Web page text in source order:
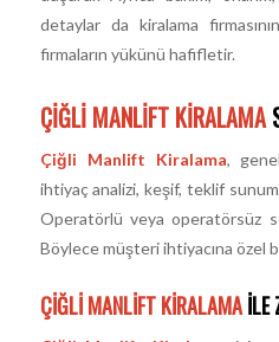
detaylar da kiralama
firmaların yükünü hafifletir.
ÇIĞLI MANLIFT KIRALAMA
Çiğli Manlift Kiralama,
ihtiyaç analizi, keşif, teklif
Operatörlü veya operatörsüz
Böylece müşteri ihtiyacına özel
ÇIĞLI MANLIFT KIRALAMAILE